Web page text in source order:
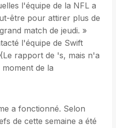
l'équipe de la NFL a
être pour attirer plus de
match de jeudi. »
l'équipe de Swift
(Le rapport de 's, mais n'a
de la
a fonctionné. Selon
de cette semaine a été